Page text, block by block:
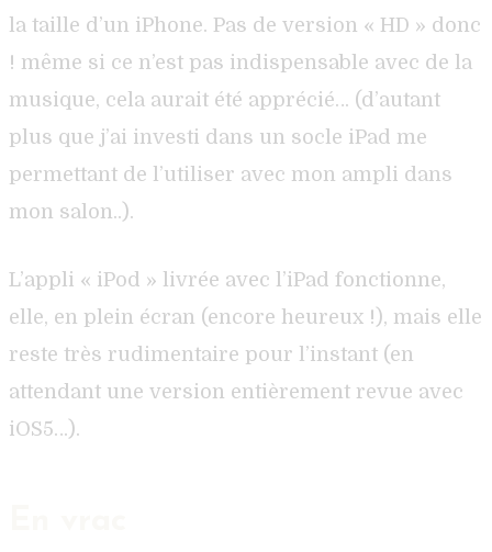
la taille d’un iPhone. Pas de version « HD » donc
! même si ce n’est pas indispensable avec de la
musique, cela aurait été apprécié… (d’autant
plus que j’ai investi dans un socle iPad me
permettant de l’utiliser avec mon ampli dans
mon salon..).
L’appli « iPod » livrée avec l’iPad fonctionne,
elle, en plein écran (encore heureux !), mais elle
reste très rudimentaire pour l’instant (en
attendant une version entièrement revue avec
iOS5…).